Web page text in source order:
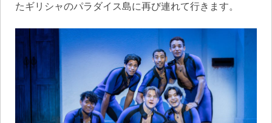
たギリシャのパラダイス島に再び連れて行きます。